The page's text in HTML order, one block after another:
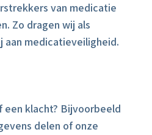
van medicatie
Zo dragen wij als
aan medicatieveiligheid.
een klacht? Bijvoorbeeld
delen of onze